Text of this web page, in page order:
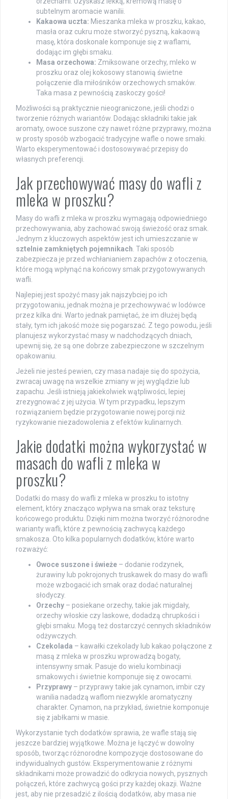
subtelnym aromacie wanilii.
Kakaowa uczta: Mieszanka mleka w proszku, kakao,
masła oraz cukru może stworzyć pyszną, kakaową
masę, która doskonale komponuje się z waflami,
dodając im głębi smaku.
Masa orzechowa: Zmiksowane orzechy, mleko w
proszku oraz olej kokosowy stanowią świetne
połączenie dla miłośników orzechowych smaków.
Taka masa z pewnością zaskoczy gości!
Możliwości są praktycznie nieograniczone, jeśli chodzi o
tworzenie różnych wariantów. Dodając składniki takie jak
aromaty, owoce suszone czy nawet różne przyprawy, można
w prosty sposób wzbogacić tradycyjne wafle o nowe smaki.
Warto eksperymentować i dostosowywać przepisy do
własnych preferencji.
Jak przechowywać masy do wafli z
mleka w proszku?
Masy do wafli z mleka w proszku wymagają odpowiedniego
przechowywania, aby zachować swoją świeżość oraz smak.
Jednym z kluczowych aspektów jest ich umieszczanie w
sztelnie zamkniętych pojemnikach . Taki sposób
zabezpiecza je przed wchłanianiem zapachów z otoczenia,
które mogą wpłynąć na końcowy smak przygotowywanych
wafli.
Najlepiej jest spożyć masy jak najszybciej po ich
przygotowaniu, jednak można je przechowywać w lodówce
przez kilka dni. Warto jednak pamiętać, że im dłużej będą
stały, tym ich jakość może się pogarszać. Z tego powodu, jeśli
planujesz wykorzystać masy w nadchodzących dniach,
upewnij się, że są one dobrze zabezpieczone w szczelnym
opakowaniu.
Jeżeli nie jesteś pewien, czy masa nadaje się do spożycia,
zwracaj uwagę na wszelkie zmiany w jej wyglądzie lub
zapachu. Jeśli istnieją jakiekolwiek wątpliwości, lepiej
zrezygnować z jej użycia. W tym przypadku, lepszym
rozwiązaniem będzie przygotowanie nowej porcji niż
ryzykowanie niezadowolenia z efektów kulinarnych.
Jakie dodatki można wykorzystać w
masach do wafli z mleka w
proszku?
Dodatki do masy do wafli z mleka w proszku to istotny
element, który znacząco wpływa na smak oraz teksturę
końcowego produktu. Dzięki nim można tworzyć różnorodne
warianty wafli, które z pewnością zachwycą każdego
smakosza. Oto kilka popularnych dodatków, które warto
rozważyć:
Owoce suszone i świeże – dodanie rodzynek,
żurawiny lub pokrojonych truskawek do masy do wafli
może wzbogacić ich smak oraz dodać naturalnej
słodyczy.
Orzechy – posiekane orzechy, takie jak migdały,
orzechy włoskie czy laskowe, dodadzą chrupkości i
głębi smaku. Mogą też dostarczyć cennych składników
odżywczych.
Czekolada – kawałki czekolady lub kakao połączone z
masą z mleka w proszku wprowadzą bogaty,
intensywny smak. Pasuje do wielu kombinacji
smakowych i świetnie komponuje się z owocami.
Przyprawy – przyprawy takie jak cynamon, imbir czy
wanilia nadadzą waflom niezwykle aromatyczny
charakter. Cynamon, na przykład, świetnie komponuje
się z jabłkami w masie.
Wykorzystanie tych dodatków sprawia, że wafle stają się
jeszcze bardziej wyjątkowe. Można je łączyć w dowolny
sposób, tworząc różnorodne kompozycje dostosowane do
indywidualnych gustów. Eksperymentowanie z różnymi
składnikami może prowadzić do odkrycia nowych, pysznych
połączeń, które zachwycą gości przy każdej okazji. Ważne
jest, aby nie przesadzić z ilością dodatków, aby masa nie